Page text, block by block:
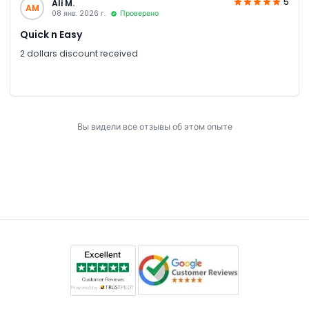
AM Ali M.
08 янв. 2026 г. Проверено
Quick n Easy
2 dollars discount received
Вы видели все отзывы об этом опыте